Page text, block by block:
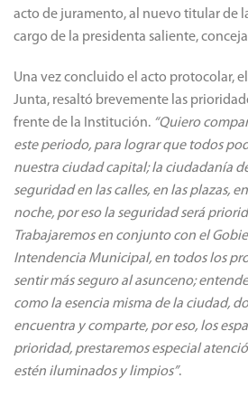
acto de juramento, al nuevo titular de
cargo de la presidenta saliente,
Una vez concluido el acto protocolar,
Junta, resaltó brevemente las
frente de la Institución. “Quiero
este periodo, para lograr que todos
nuestra ciudad capital; la ciudadanía
seguridad en las calles, en las plazas,
noche, por eso la seguridad será
Trabajaremos en conjunto con el
Intendencia Municipal, en todos los
sentir más seguro al asunceno;
como la esencia misma de la ciudad,
encuentra y comparte, por eso, los
prioridad, prestaremos especial
estén iluminados y limpios”.